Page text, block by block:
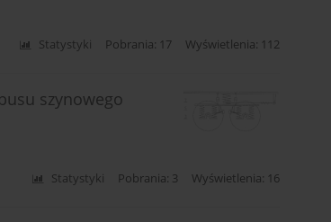
Statystyki Pobrania: 17 Wyświetlenia: 112
szynowego
Statystyki Pobrania: 3 Wyświetlenia: 16